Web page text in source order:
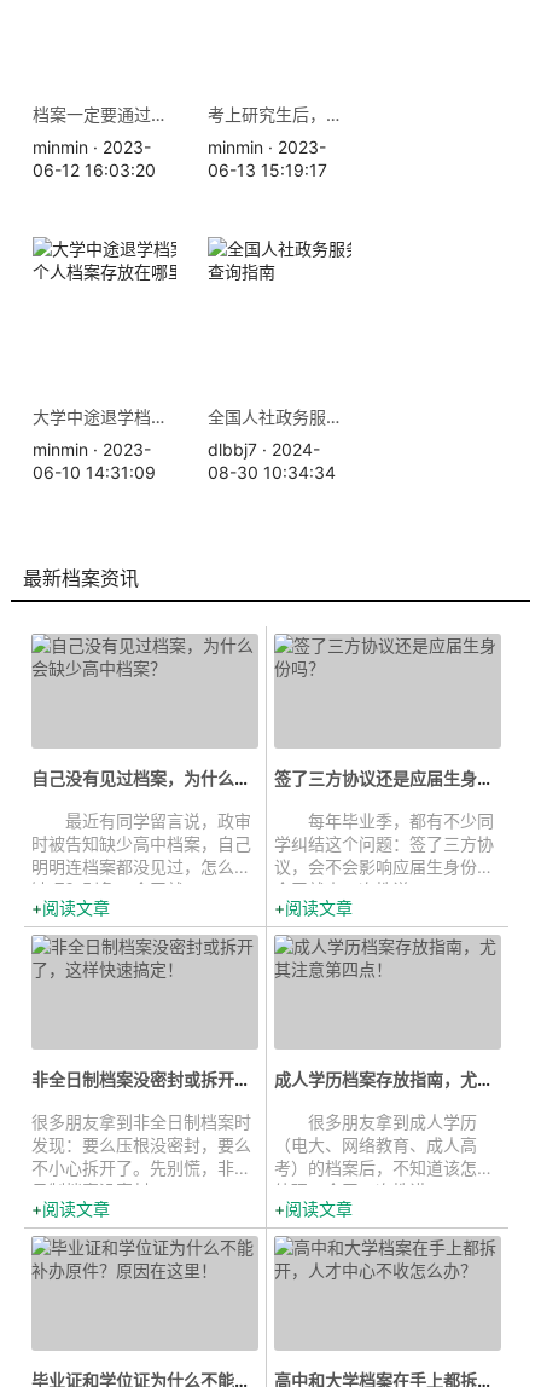
档案一定要通过机要转递吗？一般需要多久！
minmin · 2023-
06-12 16:03:20
考上研究生后，有关档案政审和调取档案的疑问。
minmin · 2023-
06-13 15:19:17
大学中途退学档案怎么办？个人档案存放在哪里
minmin · 2023-
06-10 14:31:09
全国人社政务服务平台档案查询指南
dlbbj7 · 2024-
08-30 10:34:34
最新档案资讯
自己没有见过档案，为什么会缺少高...
最近有同学留言说，政审
时被告知缺少高中档案，自己
明明连档案都没见过，怎么会
缺呢？别急，今天就...
阅读文章
签了三方协议还是应届生身份吗？...
每年毕业季，都有不少同
学纠结这个问题：签了三方协
议，会不会影响应届生身份？
今天就来一次性说...
阅读文章
非全日制档案没密封或拆开了，这样...
很多朋友拿到非全日制档案时
发现：要么压根没密封，要么
不小心拆开了。先别慌，非全
日制档案没密封...
阅读文章
成人学历档案存放指南，尤其注意第...
很多朋友拿到成人学历
（电大、网络教育、成人高
考）的档案后，不知道该怎么
处理。今天一次性讲...
阅读文章
毕业证和学位证为什么不能补办原... 高中和大学档案在手上都拆开，人才...